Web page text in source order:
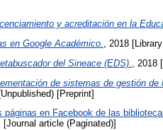
y acreditación en la
en Google Académico.
, 2018
del Sineace (EDS).
,
de sistemas de gestión
[Preprint]
páginas en Facebook de las
article (Paginated)]